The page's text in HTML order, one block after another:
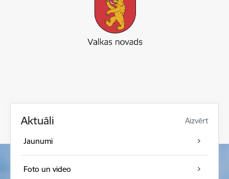
Aktuāli Aizvērt
Jaunumi
Foto un video